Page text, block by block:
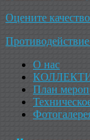
Оцените
О нас
План